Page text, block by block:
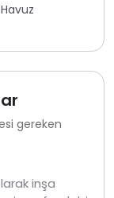
gereken
inşa